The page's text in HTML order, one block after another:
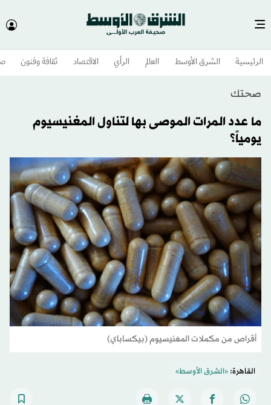
الرئيسية الشرق الأوسط​ العالم الرأي الاقتصاد ثقافة وفنون
صحتك
ما عدد المرات الموصى بها لتناول المغنيسيوم
يومياً؟
أقراص من مكملات المغنيسيوم (بيكساباي)
القاهرة:«الشرق الأوسط»